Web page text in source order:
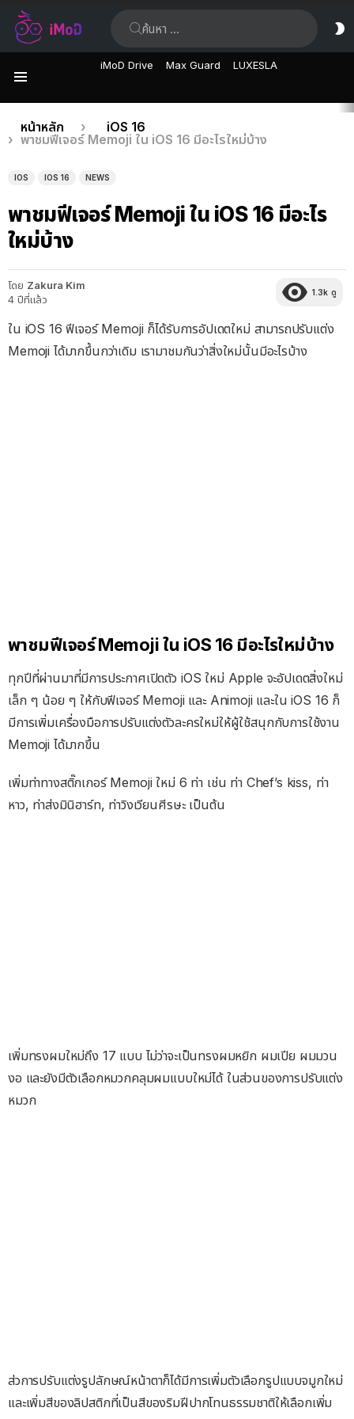
iMoD Drive Max Guard LUXESLA
เรื่อง
ล่าสุด
คุณอยู่ที่นี่:
หน้าหลัก
iOS 16
พาชมฟีเจอร์ Memoji ใน iOS 16 มีอะไรใหม่บ้าง
IOS IOS 16 NEWS
พาชมฟีเจอร์ Memoji ใน iOS 16 มีอะไร
ใหม่บ้าง
โดย Zakura Kim
4 ปีที่แล้ว
1.3k ดู
ใน iOS 16 ฟีเจอร์​ Memoji ก็ได้รับการอัปเดตใหม่ สามารถปรับแต่ง
Memoji ได้มากขึ้นกว่าเดิม เรามาชมกันว่าสิ่งใหม่นั้นมีอะไรบ้าง
พาชมฟีเจอร์ Memoji ใน iOS 16 มีอะไรใหม่บ้าง
ทุกปีที่ผ่านมาที่มีการประกาศเปิดตัว iOS ใหม่ Apple จะอัปเดตสิ่งใหม่
เล็ก ๆ น้อย ๆ ให้กับฟีเจอร์​ Memoji และ Animoji และใน iOS 16 ก็
มีการเพิ่มเครื่องมือการปรับแต่งตัวละครใหม่ให้ผู้ใช้สนุกกับการใช้งาน
Memoji ได้มากขึ้น
เพิ่มท่าทางสติ๊กเกอร์ Memoji ใหม่ 6 ท่า เช่น ท่า Chef’s kiss, ท่า
หาว, ท่าส่งมินิฮาร์ท, ท่าวิงเวียนศีรษะ เป็นต้น
เพิ่มทรงผมใหม่ถึง 17 แบบ ไม่ว่าจะเป็นทรงผมหยิก ผมเปีย ผมมวน
งอ และยังมีตัวเลือกหมวกคลุมผมแบบใหม่ได้ ในส่วนของการปรับแต่ง
หมวก
ส่วการปรับแต่งรูปลักษณ์หน้าตาก็ได้มีการเพิ่มตัวเลือกรูปแบบจมูกใหม่
และเพิ่มสีของลิปสติกที่เป็นสีของริมฝีปากโทนธรรมชาติให้เลือกเพิ่ม